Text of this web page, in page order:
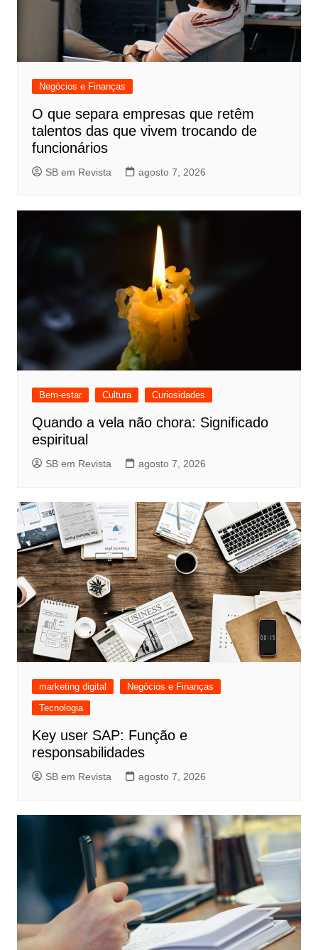
Negócios e Finanças
O que separa empresas que retêm
talentos das que vivem trocando de
funcionários
SB em Revista agosto 7, 2026
Bem-estar Cultura Curiosidades
Quando a vela não chora: Significado
espiritual
SB em Revista agosto 7, 2026
marketing digital
Negócios e Finanças
Tecnologia
Key user SAP: Função e
responsabilidades
SB em Revista agosto 7, 2026